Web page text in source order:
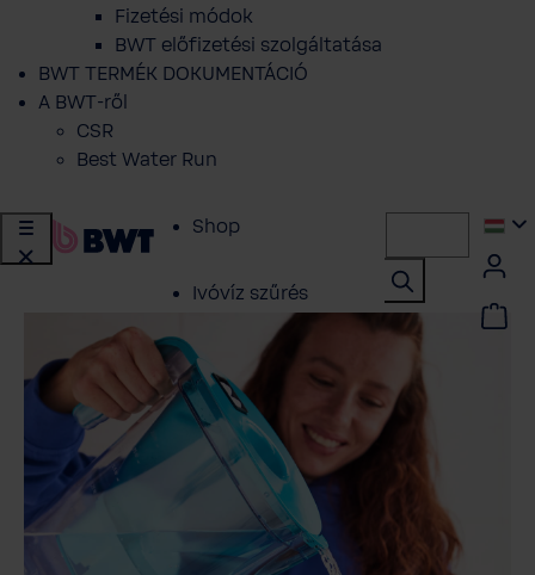
Fizetési módok
BWT előfizetési szolgáltatása
BWT TERMÉK DOKUMENTÁCIÓ
A BWT-ről
CSR
Best Water Run
Shop
Ivóvíz szűrés
Vízlágyítás
Központi vízszűrés
Vizkezeles
Szakembereknek